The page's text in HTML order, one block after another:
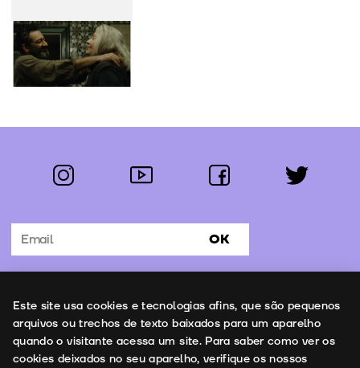
Segue-nos:
instagram youtube facebook twitter
Subscrever Newsletter OK
Contactos
Este site usa cookies e tecnologias afins, que são pequenos
arquivos ou trechos de texto baixados para um aparelho
quando o visitante acessa um site. Para saber como ver os
cookies deixados no seu aparelho, verifique os nossos